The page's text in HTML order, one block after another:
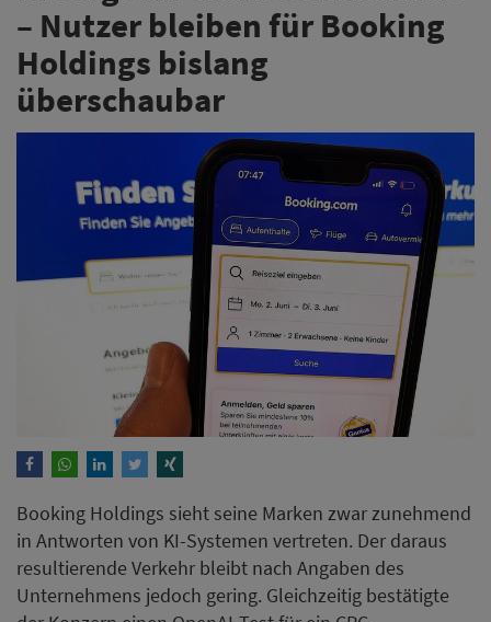
– Nutzer bleiben für Booking
Holdings bislang
überschaubar
Booking Holdings sieht seine Marken zwar zunehmend
in Antworten von KI-Systemen vertreten. Der daraus
resultierende Verkehr bleibt nach Angaben des
Unternehmens jedoch gering. Gleichzeitig bestätigte